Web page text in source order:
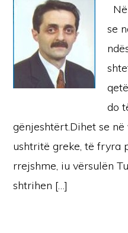
se
do
gënjeshtërt.Dihet se
ushtritë greke, të fryra
rrejshme, iu vërsulën
shtrihen […]